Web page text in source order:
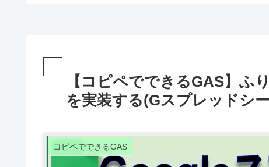
【コピペでできるGAS】ふ
を実装する(Gスプレッドシ
コピペでできるGAS